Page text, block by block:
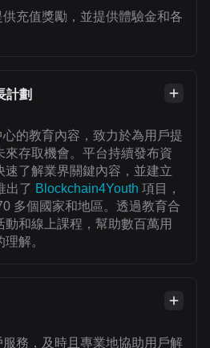
充值獎勵，並提供體驗金和各
計劃
的教育內容，致力於為用戶提
來存取機會。平台持續發布資
速了解業界關鍵內容，並建立
出了 Blockchain4Youth 項目，
多個國家和地區。透過教育合
和線上課程，幫助數百萬用
解。
務，及時且專業地協助用戶解